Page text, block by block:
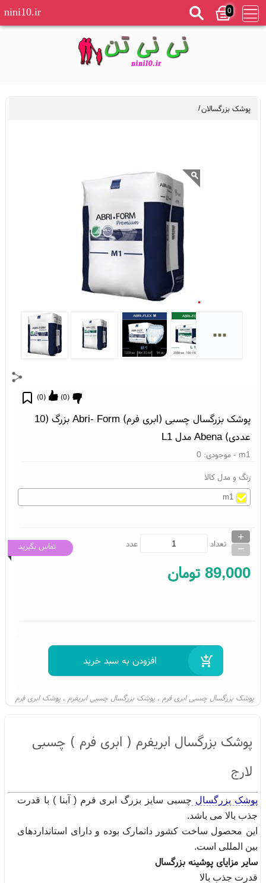
0
nini10.ir
پوشک بزرگسالان/
...
پوشک بزرگسال چسبی (ابری فرم) Abri- Form بزرگ (10
عددی) Abena مدل L1
(
0
) (
0
)
m1 - موجودی:0
رنگ و مدل کالا
m1
تعداد
+
_ عدد تماس بگیرید
89,000 تومان
پوشک بزرگسال چسبی ابری فرم ، پوشک بزرگسال چسبی ابریفرم ، پوشک ابری فرم
بهترین پوشک بزرگسال، فروش ابری فلکس فروش تلفنی ابری فلکس،
پوشک بزرگسال ابریفرم ( ابری فرم ) چسبی
لارج
پوشک بزرگسال چسبی سایز بزرگ ابری فرم ( آبنا ) با قدرت
جذب بالا می باشد.
این محصول ساخت کشور دانمارک بوده و دارای استانداردهای
بین المللی است.
سایر مزایای پوشینه بزرگسال
قدرت جذب بالا